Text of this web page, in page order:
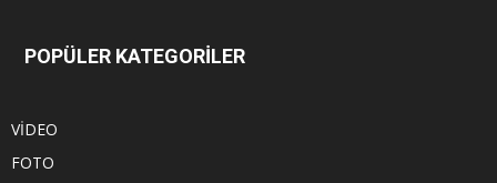
POPÜLER KATEGORİLER
VİDEO
FOTO